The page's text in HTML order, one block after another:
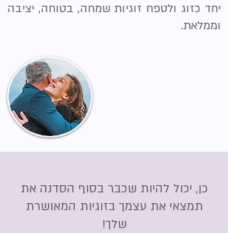
יחד כזוג ולטפח זוגיות שמחה, בטוחה, יציבה
וממלאת.
כן, יכול להיות שכבר בסוף הסדנה את
תמצאי את עצמך בזוגיות המאושרת
שלך!